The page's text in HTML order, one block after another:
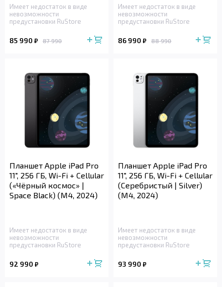
Имеет недостаток в виде
невозможности
предустановки RuStore
85 990 ₽ 87 990
Имеет недостаток в виде
невозможности
предустановки RuStore
86 990 ₽ 88 990
Планшет Apple iPad Pro
11", 256 ГБ, Wi-Fi + Cellular
(«Чёрный космос» |
Space Black) (M4, 2024)
Имеет недостаток в виде
невозможности
предустановки RuStore
92 990 ₽
Планшет Apple iPad Pro
11", 256 ГБ, Wi-Fi + Cellular
(Серебристый | Silver)
(M4, 2024)
Имеет недостаток в виде
невозможности
предустановки RuStore
93 990 ₽